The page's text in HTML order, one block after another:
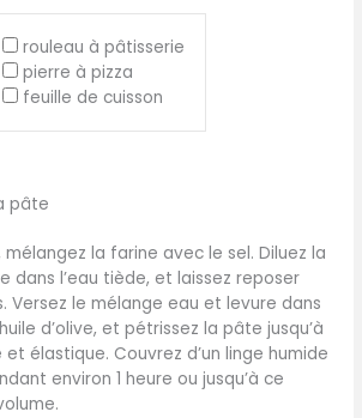
rouleau à pâtisserie
pierre à pizza
feuille de cuisson
pâte
mélangez la farine avec le sel. Diluez la
dans l’eau tiède, et laissez reposer
Versez le mélange eau et levure dans
d’olive, et pétrissez la pâte jusqu’à
et élastique. Couvrez d’un linge humide
environ 1 heure ou jusqu’à ce